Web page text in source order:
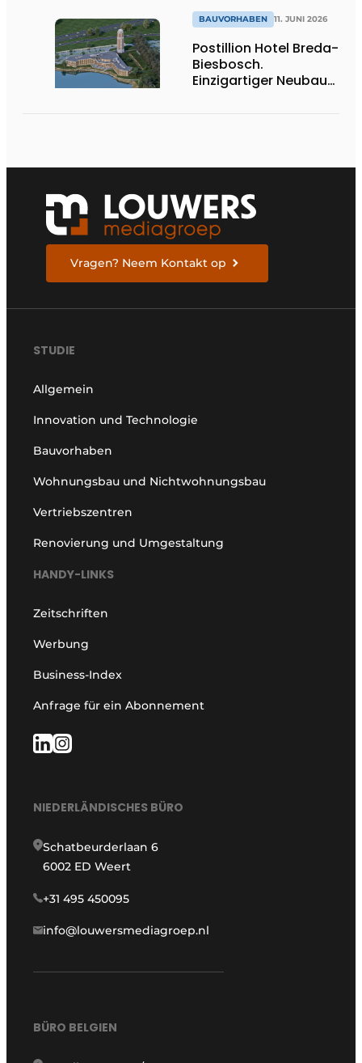
BAUVORHABEN 11. JUNI 2026
Postillion Hotel Breda-
Biesbosch.
Einzigartiger Neubau
Vragen? Neem Kontakt op
STUDIE
Allgemein
Innovation und Technologie
Bauvorhaben
Wohnungsbau und Nichtwohnungsbau
Vertriebszentren
Renovierung und Umgestaltung
HANDY-LINKS
Zeitschriften
Werbung
Business-Index
Anfrage für ein Abonnement
NIEDERLÄNDISCHES BÜRO
Schatbeurderlaan 6
6002 ED Weert
+31 495 450095
info@louwersmediagroep.nl
BÜRO BELGIEN